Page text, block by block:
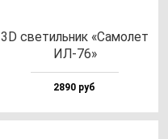
3D све­тиль­ник «Само­лет
ИЛ-76»
2890 руб